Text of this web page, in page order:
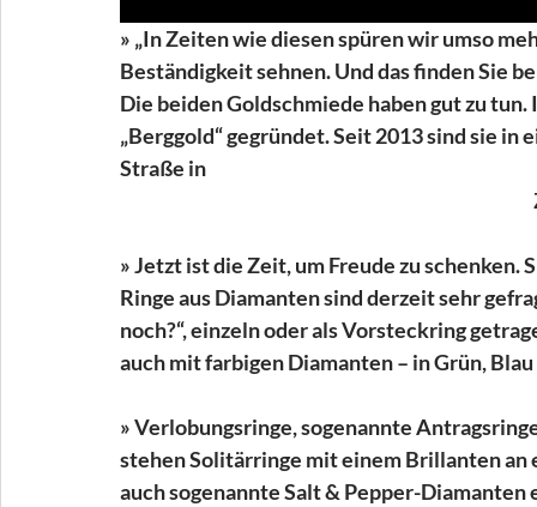
» „In Zeiten wie diesen spüren wir umso
Beständigkeit sehnen. Und das finden Sie
Die beiden Goldschmiede haben gut zu
„Berggold“ gegründet. Seit 2013 sind sie
Straße in
» Jetzt ist die Zeit, um Freude zu
Ringe aus Diamanten sind derzeit sehr
noch?“, einzeln oder als Vorsteckring
auch mit farbigen Diamanten – in Grün,
» Verlobungsringe, sogenannte
stehen Solitärringe mit einem Brillanten
auch sogenannte Salt & Pepper-